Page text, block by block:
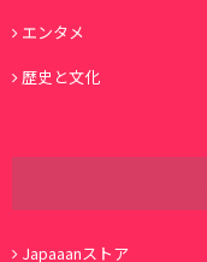
エンタメ
歴史と文化
Japaaanストア